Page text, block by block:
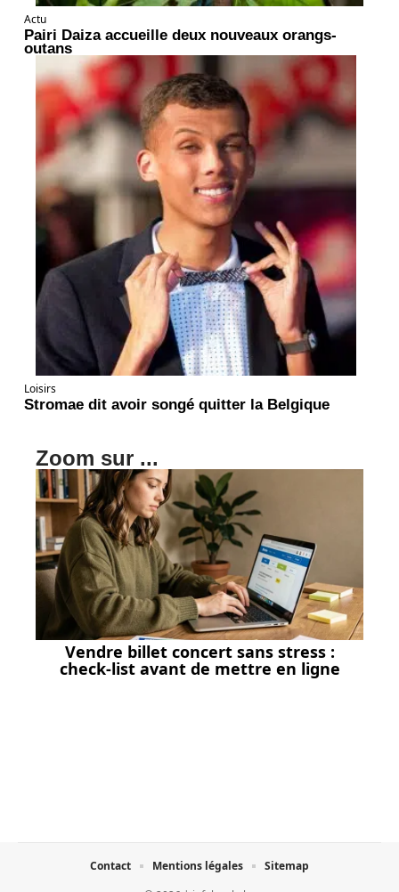
Actu
Pairi Daiza accueille deux nouveaux orangs-
outans
Loisirs
Stromae dit avoir songé quitter la Belgique
Zoom sur ...
Vendre billet concert sans stress :
check-list avant de mettre en ligne
Contact Mentions légales Sitemap